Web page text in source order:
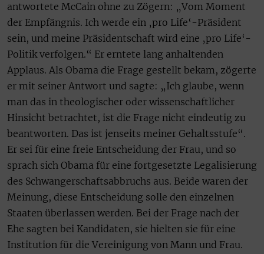
antwortete McCain ohne zu Zögern: „Vom Moment
der Empfängnis. Ich werde ein ‚pro Life‘-Präsident
sein, und meine Präsidentschaft wird eine ‚pro Life‘-
Politik verfolgen.“ Er erntete lang anhaltenden
Applaus. Als Obama die Frage gestellt bekam, zögerte
er mit seiner Antwort und sagte: „Ich glaube, wenn
man das in theologischer oder wissenschaftlicher
Hinsicht betrachtet, ist die Frage nicht eindeutig zu
beantworten. Das ist jenseits meiner Gehaltsstufe“.
Er sei für eine freie Entscheidung der Frau, und so
sprach sich Obama für eine fortgesetzte Legalisierung
des Schwangerschaftsabbruchs aus. Beide waren der
Meinung, diese Entscheidung solle den einzelnen
Staaten überlassen werden. Bei der Frage nach der
Ehe sagten bei Kandidaten, sie hielten sie für eine
Institution für die Vereinigung von Mann und Frau.